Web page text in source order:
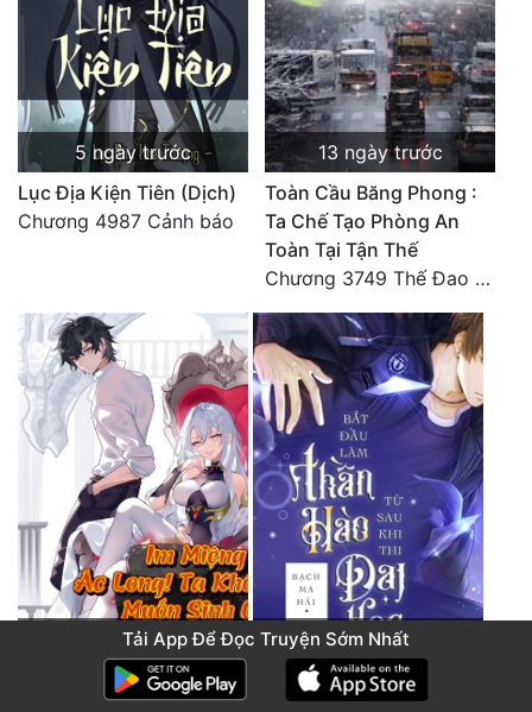
5 ngày trước
Lục Địa Kiện Tiên (Dịch)
Chương 4987 Cảnh báo
13 ngày trước
Toàn Cầu Băng Phong :
Ta Chế Tạo Phòng An
Toàn Tại Tận Thế
Chương 3749 Thế Đao xuất kích
khoảng 8 giờ trước
Im Miệng Đi! Ác Long, Ta
2 năm trước
Bắt Đầu Làm Thần Hào
Tải App Để Đọc Truyện Sớm Nhất